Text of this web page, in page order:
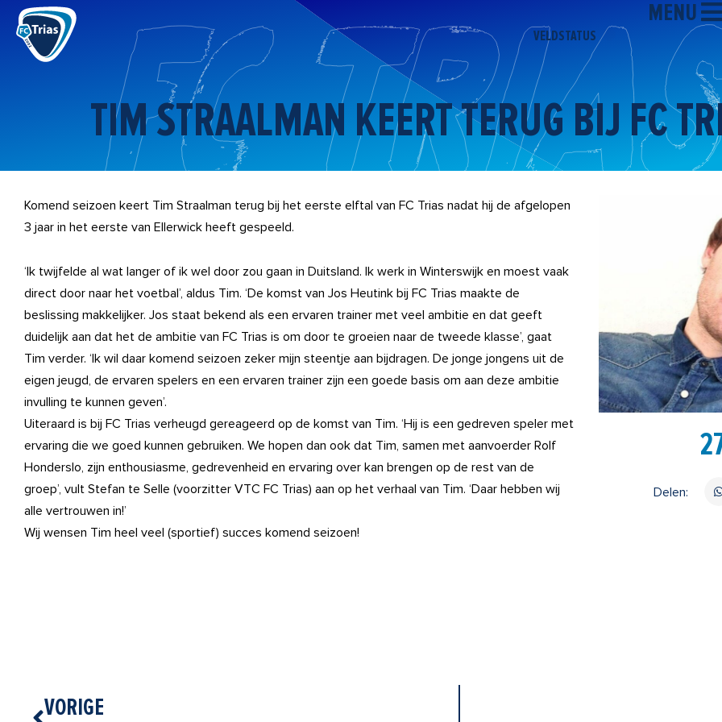
naar
VELDSTATUS
MENU
TIM STRAALMAN KEERT TERUG BIJ FC
Komend seizoen keert Tim Straalman terug bij het eerste elftal van FC Trias nadat hij de afgelopen
3 jaar in het eerste van Ellerwick heeft gespeeld.
‘Ik twijfelde al wat langer of ik wel door zou gaan in Duitsland. Ik werk in Winterswijk en moest vaak
direct door naar het voetbal’, aldus Tim. ‘De komst van Jos Heutink bij FC Trias maakte de
beslissing makkelijker. Jos staat bekend als een ervaren trainer met veel ambitie en dat geeft
duidelijk aan dat het de ambitie van FC Trias is om door te groeien naar de tweede klasse’, gaat
Tim verder. ‘Ik wil daar komend seizoen zeker mijn steentje aan bijdragen. De jonge jongens uit de
eigen jeugd, de ervaren spelers en een ervaren trainer zijn een goede basis om aan deze ambitie
invulling te kunnen geven’.
Uiteraard is bij FC Trias verheugd gereageerd op de komst van Tim. ‘Hij is een gedreven speler met
ervaring die we goed kunnen gebruiken. We hopen dan ook dat Tim, samen met aanvoerder Rolf
Honderslo, zijn enthousiasme, gedrevenheid en ervaring over kan brengen op de rest van de
groep’, vult Stefan te Selle (voorzitter VTC FC Trias) aan op het verhaal van Tim. ‘Daar hebben wij
alle vertrouwen in!’
Wij wensen Tim heel veel (sportief) succes komend seizoen!
Delen:
Vorige
VORIGE